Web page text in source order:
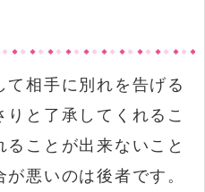
て相手に別れを告げる
と了承してくれるこ
ことが出来ないこと
悪いのは後者です。